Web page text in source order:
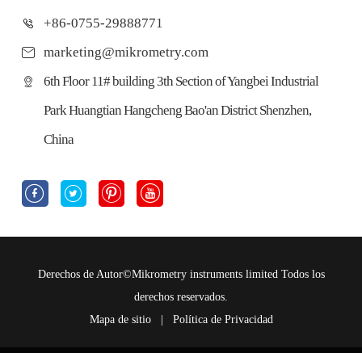
+86-0755-29888771
marketing@mikrometry.com
6th Floor 11# building 3th Section of Yangbei Industrial
Park Huangtian Hangcheng Bao'an District Shenzhen,
China
   
Derechos de Autor©Mikrometry instruments limited Todos los
derechos reservados.
Mapa de sitio| Política de Privacidad